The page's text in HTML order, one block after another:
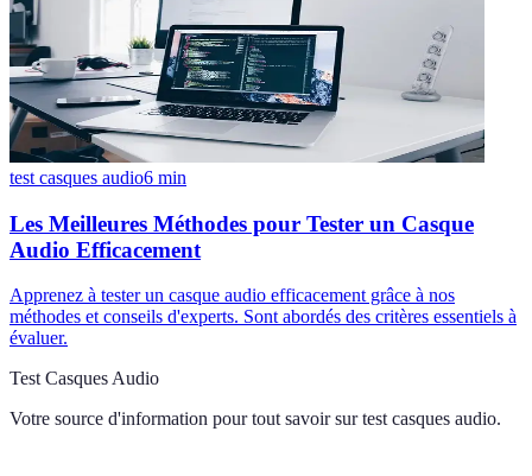
test casques audio6 min
Les Meilleures Méthodes pour Tester un Casque
Audio Efficacement
Apprenez à tester un casque audio efficacement grâce à nos
méthodes et conseils d'experts. Sont abordés des critères essentiels à
évaluer.
Test Casques Audio
Votre source d'information pour tout savoir sur test casques audio.